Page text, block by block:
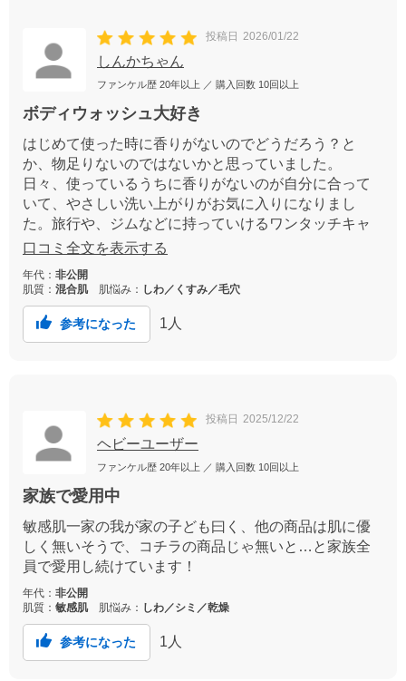
投稿日 2026/01/22
しんかちゃん
ファンケル歴 20年以上 ／ 購入回数 10回以上
ボディウォッシュ大好き
はじめて使った時に香りがないのでどうだろう？と
か、物足りないのではないかと思っていました。
日々、使っているうちに香りがないのが自分に合って
いて、やさしい洗い上がりがお気に入りになりまし
た。旅行や、ジムなどに持っていけるワンタッチキャ
ップの小さいサイズが発売されるといいな。
口コミ全文を表示する
年代： 非公開
肌質： 混合肌 肌悩み： しわ／くすみ／毛穴
参考になった 1人
投稿日 2025/12/22
ヘビーユーザー
ファンケル歴 20年以上 ／ 購入回数 10回以上
家族で愛用中
敏感肌一家の我が家の子ども曰く、他の商品は肌に優
しく無いそうで、コチラの商品じゃ無いと…と家族全
員で愛用し続けています！
年代： 非公開
肌質： 敏感肌 肌悩み： しわ／シミ／乾燥
参考になった 1 人